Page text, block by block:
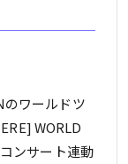
のワールドツ
WORLD
ンサート連動